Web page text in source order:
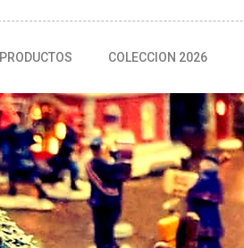
PRODUCTOS COLECCION 2026